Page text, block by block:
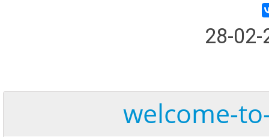
28-
welcome-